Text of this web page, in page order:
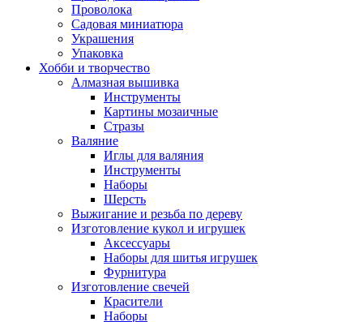
Проволока
Садовая миниатюра
Украшения
Упаковка
Хобби и творчество
Алмазная вышивка
Инструменты
Картины мозаичные
Стразы
Валяние
Иглы для валяния
Инструменты
Наборы
Шерсть
Выжигание и резьба по дереву
Изготовление кукол и игрушек
Аксессуары
Наборы для шитья игрушек
Фурнитура
Изготовление свечей
Красители
Наборы